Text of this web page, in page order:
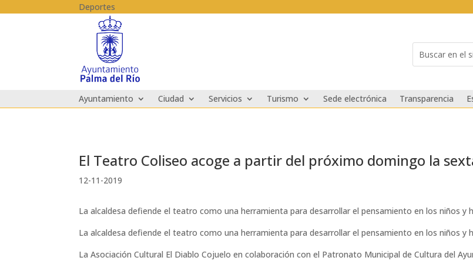
Deportes
for...
Ayuntamiento Ciudad Servicios Turismo Sede electrónica Transparencia
El Teatro Coliseo acoge a partir del próximo domingo la
12-11-2019
La alcaldesa defiende el teatro como una herramienta para desarrollar el pensamiento en los niños y
La alcaldesa defiende el teatro como una herramienta para desarrollar el pensamiento en los niños y
La Asociación Cultural El Diablo Cojuelo en colaboración con el Patronato Municipal de Cultura del